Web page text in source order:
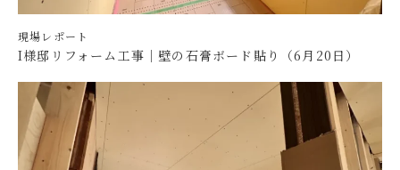
現場レポート
I様邸リフォーム工事｜壁の石膏ボード貼り（6月20日）